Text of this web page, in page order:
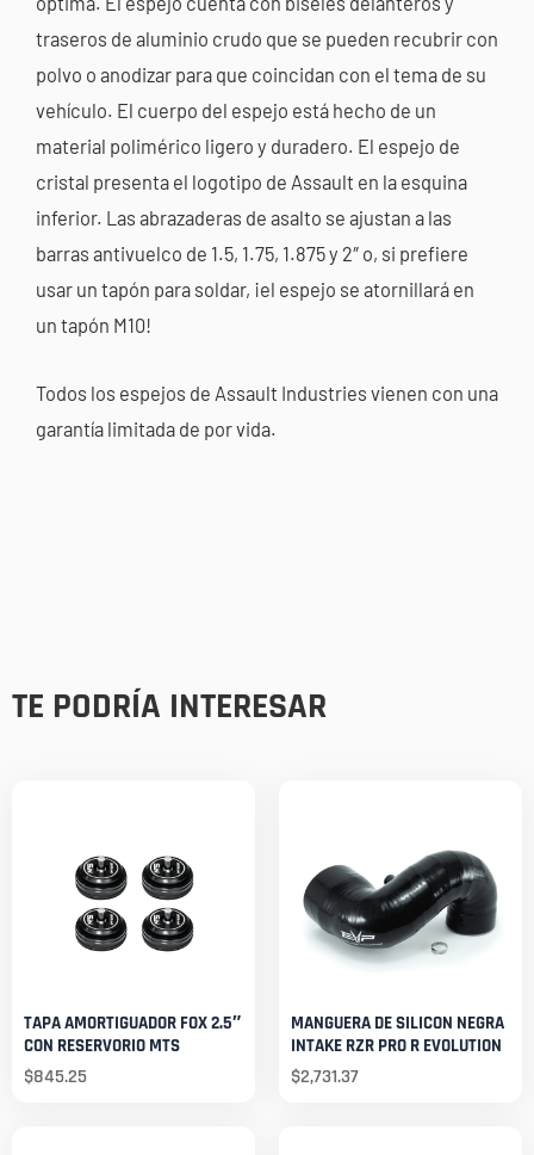
traseros de aluminio crudo que se pueden recubrir con
polvo o anodizar para que coincidan con el tema de su
vehículo. El cuerpo del espejo está hecho de un
material polimérico ligero y duradero. El espejo de
cristal presenta el logotipo de Assault en la esquina
inferior. Las abrazaderas de asalto se ajustan a las
barras antivuelco de 1.5, 1.75, 1.875 y 2″ o, si prefiere
usar un tapón para soldar, ¡el espejo se atornillará en
un tapón M10!
Todos los espejos de Assault Industries vienen con una
garantía limitada de por vida.
TE PODRÍA INTERESAR
TAPA AMORTIGUADOR FOX 2.5″
CON RESERVORIO MTS
$845.25
MANGUERA DE SILICON NEGRA
INTAKE RZR PRO R EVOLUTION
$2,731.37